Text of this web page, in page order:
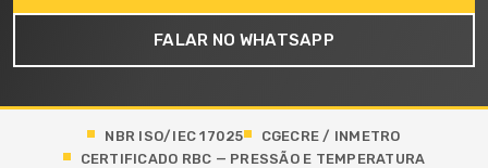
FALAR NO WHATSAPP
NBR ISO/IEC 17025
CGECRE / INMETRO
CERTIFICADO RBC — PRESSÃO E TEMPERATURA